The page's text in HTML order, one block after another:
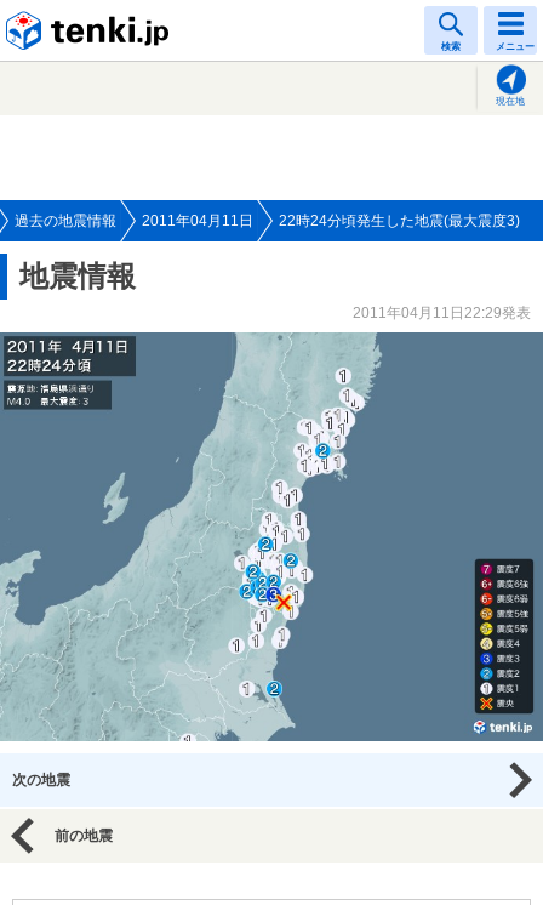
検索 メニュー
現在地
過去の地震情報 2011年04月11日 22時24分頃発生した地震(最大震度3)
地震情報
2011年04月11日22:29発表
次の地震
前の地震